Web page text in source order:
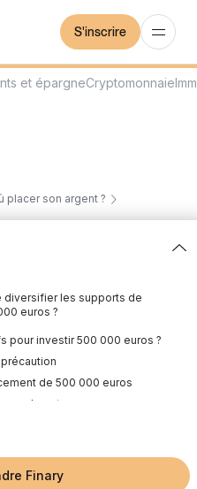
S'inscrire
et épargneCryptomonnaie
placer son argent ?
diversifier les supports de
euros ?
pour investir 500 000 euros ?
de 500 000 euros
ou long terme
investir 500 000 euros ?
placer 500 000 euros
OneFinary
2026 ?
Édité parMounir Laggoune